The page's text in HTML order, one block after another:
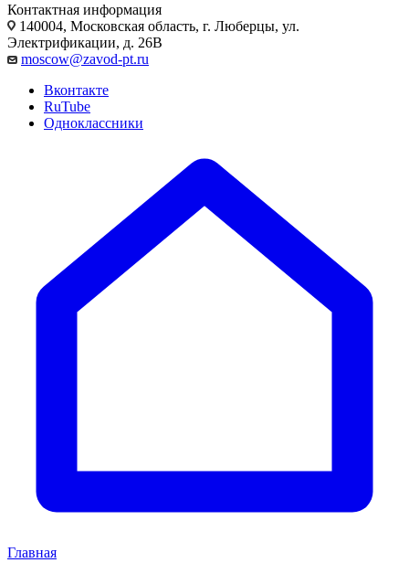
Контактная информация
140004, Московская область, г. Люберцы, ул.
Электрификации, д. 26В
moscow@zavod-pt.ru
Вконтакте
RuTube
Одноклассники
Главная